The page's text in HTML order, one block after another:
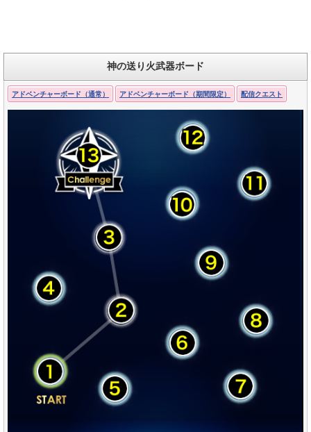
神の送り火武器ボード
アドベンチャーボード（通常） アドベンチャーボード（期間限定） 配信クエスト